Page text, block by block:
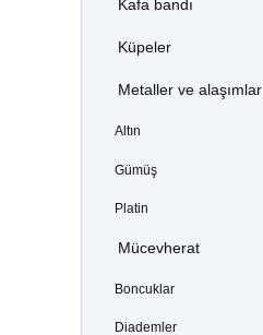
Kafa bandı
Küpeler
Metaller ve alaşımlar
Altın
Gümüş
Platin
Mücevherat
Boncuklar
Diademler